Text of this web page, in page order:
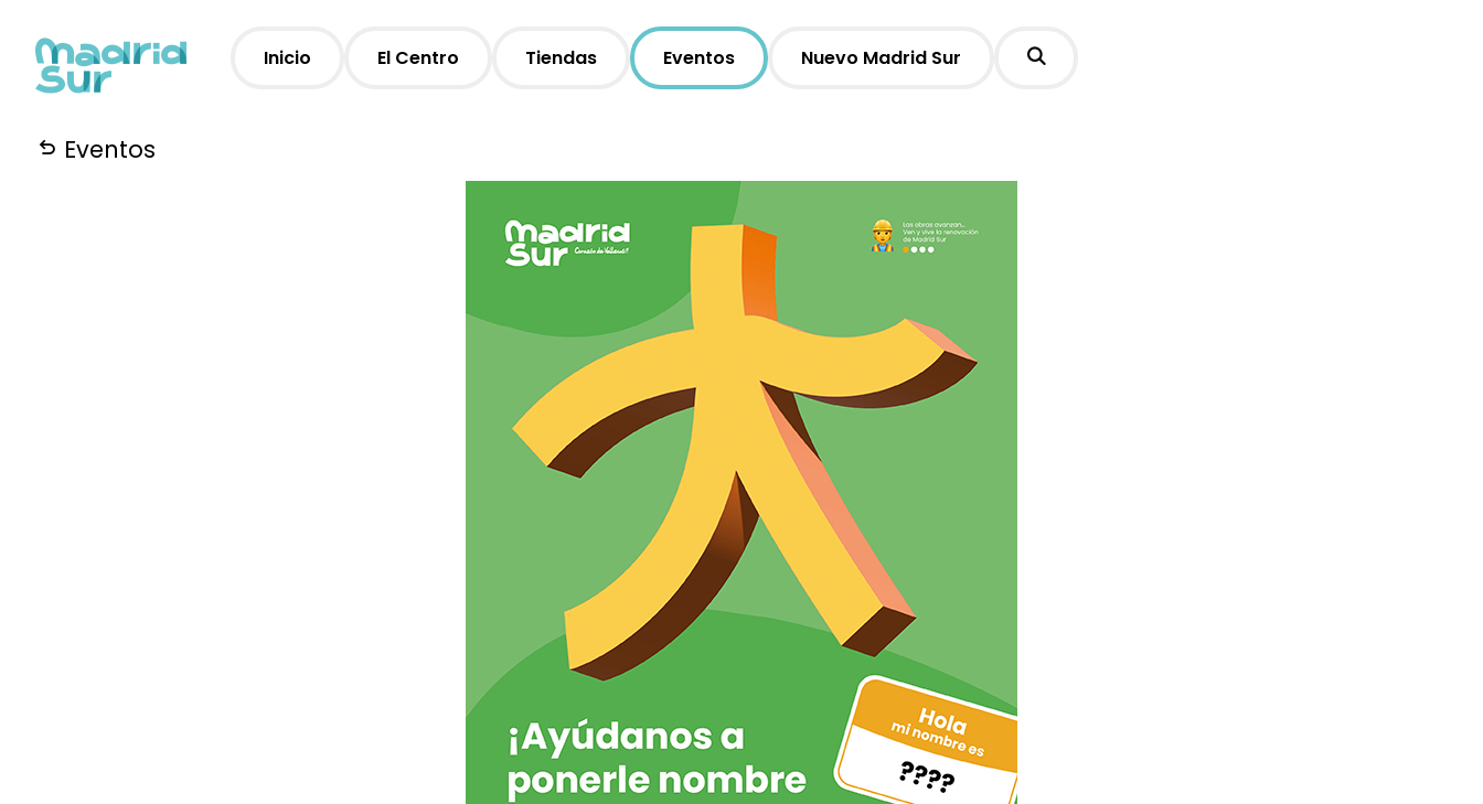
Inicio El Centro Tiendas
Restauración
Ocio
Servicios
Telefonía
Otros
Eventos Nuevo Madrid Sur
Eventos